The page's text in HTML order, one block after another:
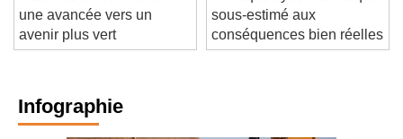
Bornes de connexion :
une avancée vers un
avenir plus vert
Risque cyber : un risque
sous-estimé aux
conséquences bien réelles
Infographie